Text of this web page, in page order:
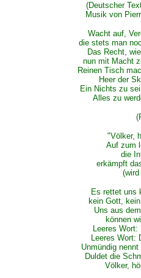
(Deutscher
Musik von
Wacht auf,
die stets man
Das Recht,
nun mit Macht
Reinen Tisch
Heer der
Ein Nichts zu
Alles zu
"Völker,
Auf zum
die
erkämpft
Es rettet uns
kein Gott,
Uns aus
können
Leeres Wort:
Leeres Wort:
Unmündig
Duldet die
Völker,